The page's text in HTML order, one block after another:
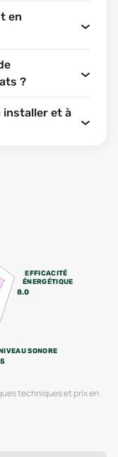
en
?
installer et à
EFFICACITÉ
ÉNERGÉTIQUE
8.0
SONORE
techniques et prix en